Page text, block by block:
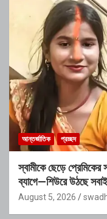
আন্তর্জাতিক প্রচ্ছদ
স্বামীকে ছেড়ে প্রেমিকের
ব্যাগে—শিউরে উঠছে সবাই
August 5, 2026